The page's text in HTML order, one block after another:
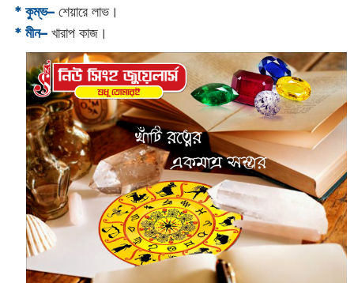
* কুম্ভ–শেয়ারে লাভ।
* মীন–খারাপ কাজ।‌‌‌‌‌‌‌‌‌‌‌‌‌‌‌‌‌‌‌‌‌‌‌‌‌‌‌‌‌‌‌‌‌‌‌‌‌‌‌‌‌‌‌‌‌‌‌‌